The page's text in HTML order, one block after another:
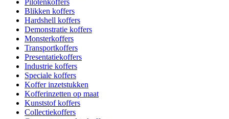
Pilotenkoffers
Blikken koffers
Hardshell koffers
Demonstratie koffers
Monsterkoffers
Transportkoffers
Presentatiekoffers
Industrie koffers
Speciale koffers
Koffer inzetstukken
Kofferinzetten op maat
Kunststof koffers
Collectiekoffers